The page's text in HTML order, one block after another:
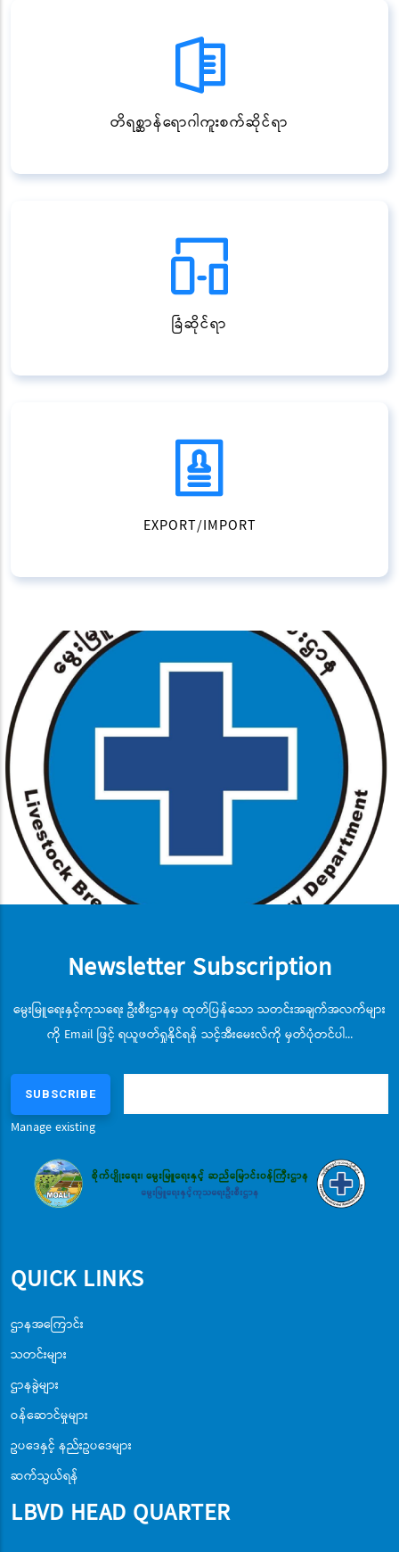
တိရစ္ဆာန်ရောဂါကူးစက်ဆိုင်ရာ
ခြံဆိုင်ရာ
EXPORT/IMPORT
Album #10
Newsletter Subscription
မွေးမြူရေးနှင့်ကုသရေး ဦးစီးဌာနမှ ထုတ်ပြန်သော သတင်းအချက်အလက်များ
ကို Email ဖြင့် ရယူဖတ်ရှုနိုင်ရန် သင့်အီးမေးလ်ကို မှတ်ပုံတင်ပါ...
Manage existing
QUICK LINKS
ဌာနအကြောင်း
သတင်းများ
ဌာနခွဲများ
ဝန်ဆောင်မှုများ
ဥပဒေနှင့် နည်းဥပဒေများ
ဆက်သွယ်ရန်
LBVD HEAD QUARTER